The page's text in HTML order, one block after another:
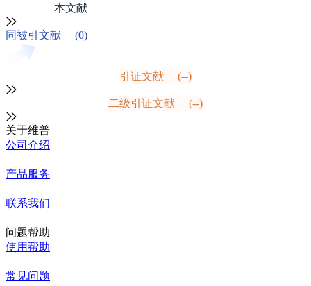
本文献
同被引文献 (0)
引证文献 (--)
二级引证文献 (--)
关于维普
公司介绍
产品服务
联系我们
问题帮助
使用帮助
常见问题